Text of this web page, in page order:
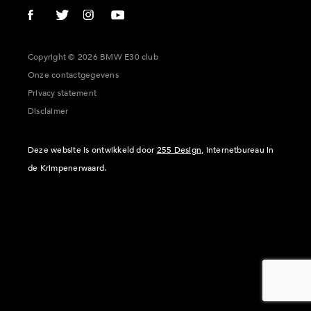
Copyright © 2026 BMW E30 club
Onze contactgegevens
Privacy statement
Disclaimer
Deze website is ontwikkeld door 255 Design, internetbureau in
de Krimpenerwaard.